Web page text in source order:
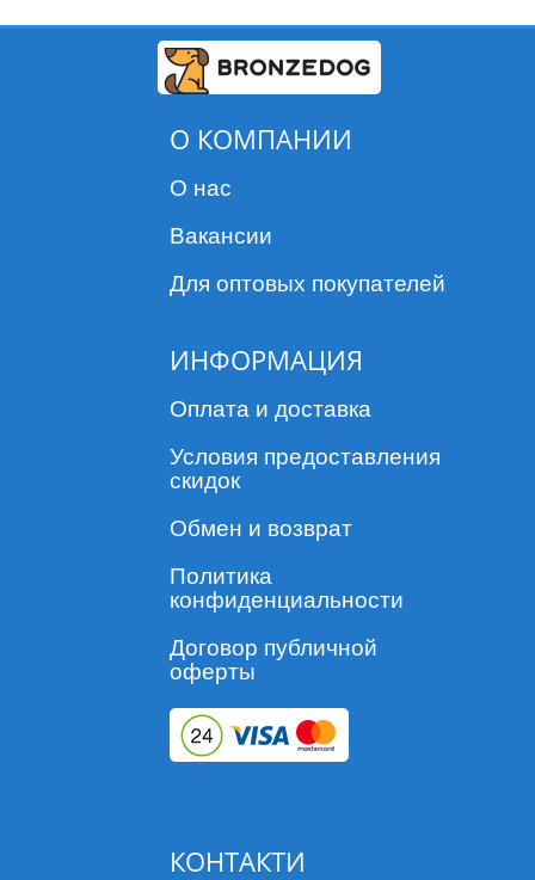
О КОМПАНИИ
О нас
Вакансии
Для оптовых покупателей
ИНФОРМАЦИЯ
Оплата и доставка
Условия предоставления
скидок
Обмен и возврат
Политика
конфиденциальности
Договор публичной
оферты
КОНТАКТИ